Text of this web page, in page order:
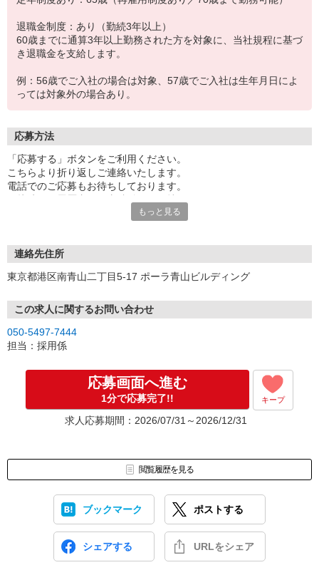
退職金制度：あり（勤続3年以上）
60歳までに通算3年以上勤務された方を対象に、当社規程に基づ
き退職金を支給します。
例：56歳でご入社の場合は対象、57歳でご入社は生年月日によ
っては対象外の場合あり。
応募方法
「応募する」ボタンをご利用ください。
こちらより折り返しご連絡いたします。
電話でのご応募もお待ちしております。
※お電話でのお問い合わせは、光IP電話、及びIP電話からはご利用
もっと見る
連絡先住所
東京都港区南青山二丁目5-17 ポーラ青山ビルディング
この求人に関するお問い合わせ
050-5497-7444
担当：採用係
応募画面へ進む
1分で応募完了!! キープ
求人応募期間：2026/07/31～2026/12/31
閲覧履歴を見る
ブックマーク ポストする
シェアする URLをシェア